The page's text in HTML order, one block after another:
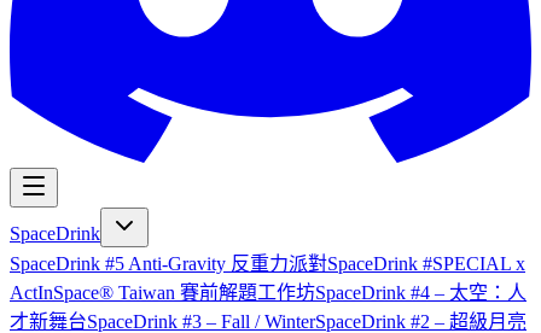
SpaceDrink
SpaceDrink #5 Anti-Gravity 反重力派對SpaceDrink #SPECIAL x
ActInSpace® Taiwan 賽前解題工作坊SpaceDrink #4 – 太空：人
才新舞台SpaceDrink #3 – Fall / WinterSpaceDrink #2 – 超級月亮